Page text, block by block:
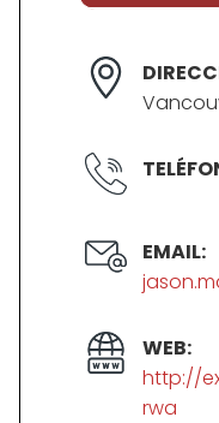
EMAIL:
WEB:
http://
rwa